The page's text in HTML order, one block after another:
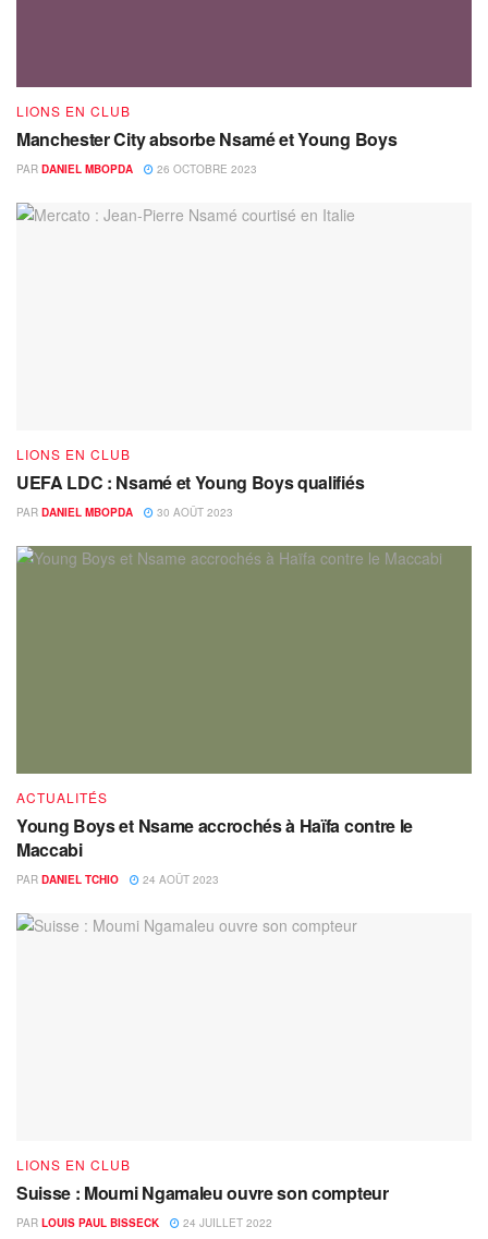
LIONS EN CLUB
Manchester City absorbe Nsamé et Young Boys
PAR DANIEL MBOPDA 26 OCTOBRE 2023
LIONS EN CLUB
UEFA LDC : Nsamé et Young Boys qualifiés
PAR DANIEL MBOPDA 30 AOÛT 2023
ACTUALITÉS
Young Boys et Nsame accrochés à Haïfa contre le
Maccabi
PAR DANIEL TCHIO 24 AOÛT 2023
LIONS EN CLUB
Suisse : Moumi Ngamaleu ouvre son compteur
PAR LOUIS PAUL BISSECK 24 JUILLET 2022